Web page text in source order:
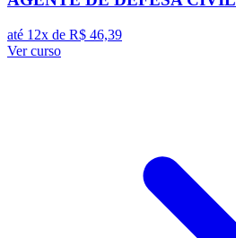
até 12x de R$ 46,39
Ver curso